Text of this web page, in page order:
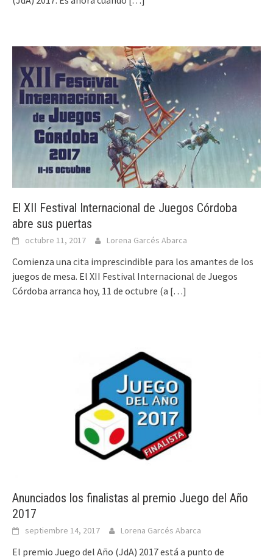
El XII Festival Internacional de Juegos Córdoba
abre sus puertas
octubre 11, 2017 Lorena Garcés Abarca
Comienza una cita imprescindible para los amantes de los
juegos de mesa. El XII Festival Internacional de Juegos
Córdoba arranca hoy, 11 de octubre (a […]
Anunciados los finalistas al premio Juego del Año
2017
septiembre 14, 2017 Lorena Garcés Abarca
El premio Juego del Año (JdA) 2017 está a punto de